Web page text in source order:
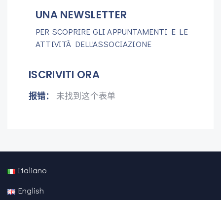
UNA NEWSLETTER
PER SCOPRIRE GLI APPUNTAMENTI E LE
ATTIVITÀ DELL'ASSOCIAZIONE
ISCRIVITI ORA
报错： 未找到这个表单
Italiano
English